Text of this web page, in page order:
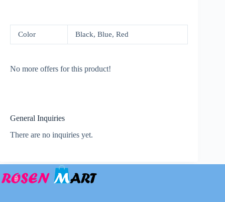
Color Black, Blue, Red
No more offers for this product!
General Inquiries
There are no inquiries yet.